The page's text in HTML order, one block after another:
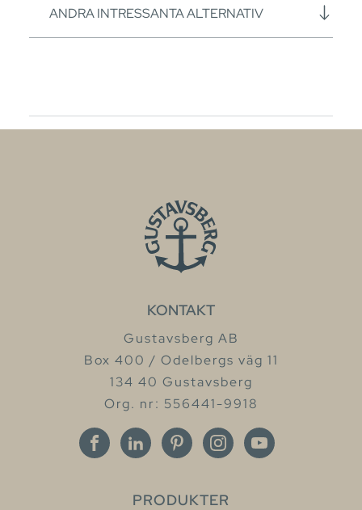
ANDRA INTRESSANTA ALTERNATIV
KONTAKT
Gustavsberg AB
Box 400 / Odelbergs väg 11
134 40 Gustavsberg
Org. nr: 556441-9918
PRODUKTER